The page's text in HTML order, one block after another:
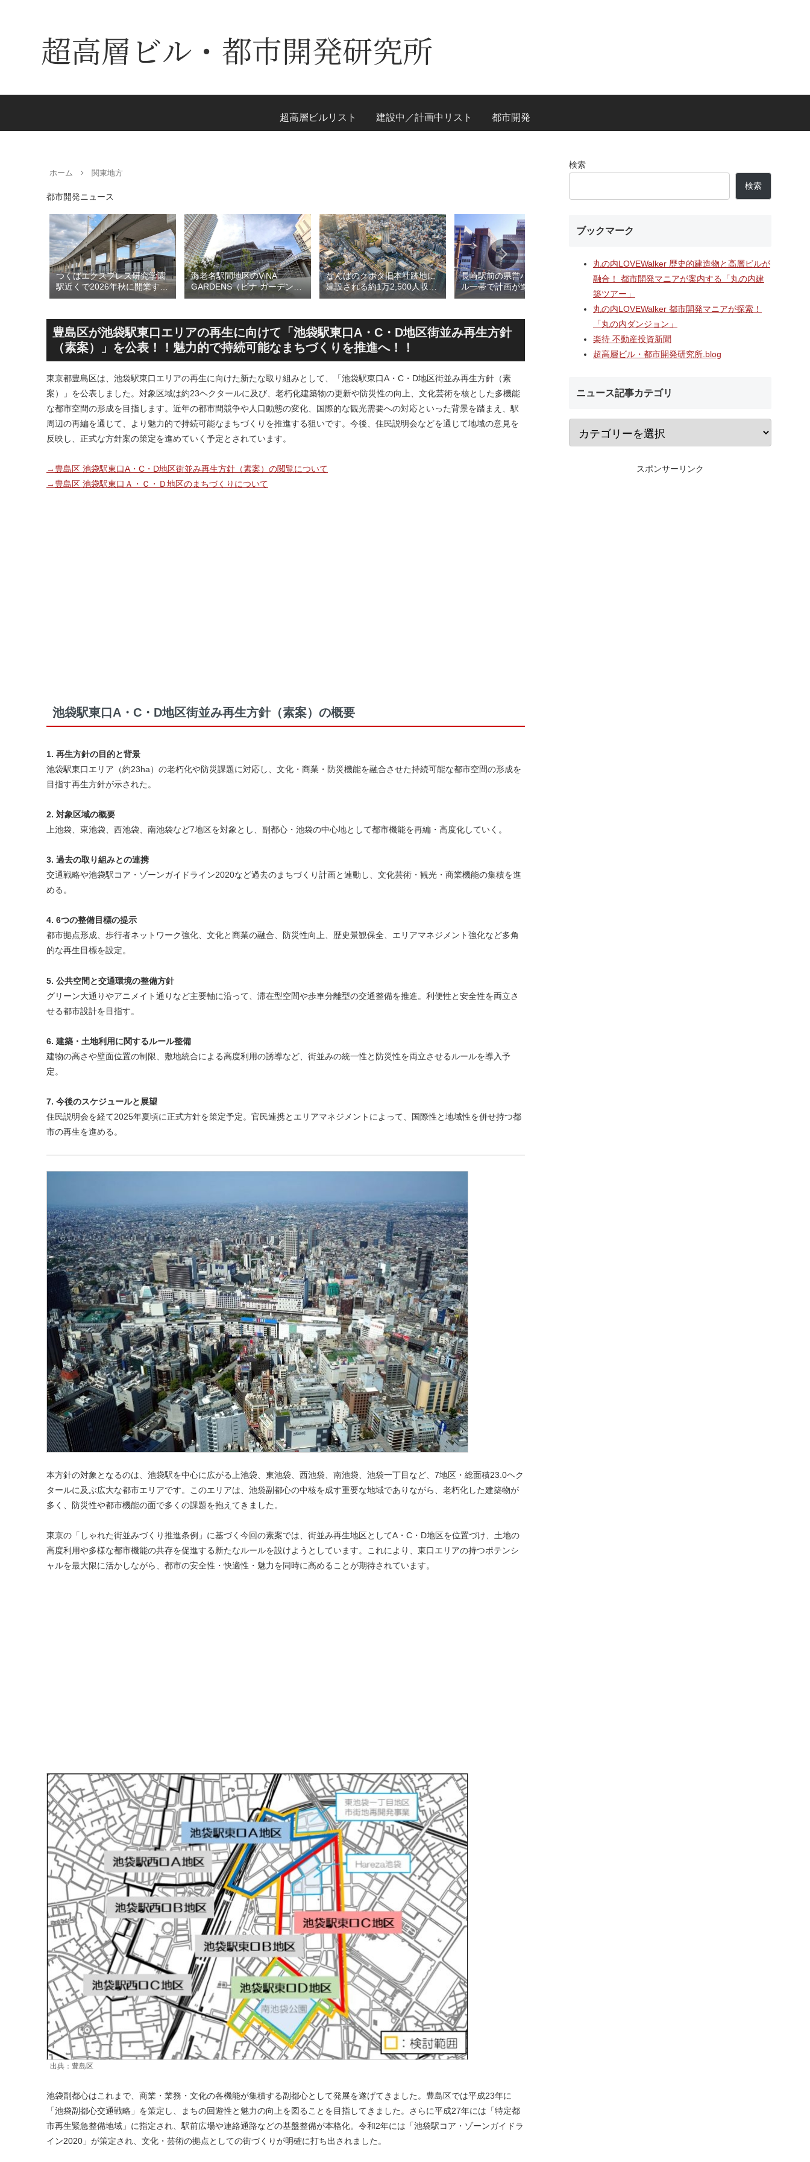
超高層ビル・都市開発研究所
超高層ビルリスト 建設中／計画中リスト 都市開発
ホーム 関東地方
都市開発ニュース
つくばエクスプレス研究学園
駅近くで2026年秋に開業する
高架下商業施設「寿横
跡地の開発計画や商業ビル建
設進行などにより駅前商業地
が形成へ！！
海老名駅間地区のViNA
GARDENS（ビナ ガーデン
ズ）で建設中の「（仮称）フ
テル温浴棟」2026年夏時点建
設状況！！天然温泉のほか子
育て・ペット関連の複合施設
の建設が進む！！
なんばのクボタ旧本社跡地に
建設される約1万2,500人収容
の多目的アリーナ「（仮称）
区名称は「Kubota field（クボ
タフィールド）」に決定！！
長崎駅前の県営バスターミナ
ル一帯で計画が進む「大黒町
地区第一種市街地再開発事
としたホテル・商業・オフィ
スを備える新たな交通・都市
拠点を形成へ！！
2階中央改札口やホームドア
線海老名駅改良工事」！！駅
機能強化で神奈川県央の交通
拠点が進化！！
村岡・深沢地区エリ
倉梶原」！！2026
豊島区が池袋駅東口エリアの再生に向けて「池袋駅東口A・C・D地区街並み再生方針
（素案）」を公表！！魅力的で持続可能なまちづくりを推進へ！！
東京都豊島区は、池袋駅東口エリアの再生に向けた新たな取り組みとして、「池袋駅東口A・C・D地区街並み再生方針（素
案）」を公表しました。対象区域は約23ヘクタールに及び、老朽化建築物の更新や防災性の向上、文化芸術を核とした多機能
な都市空間の形成を目指します。近年の都市間競争や人口動態の変化、国際的な観光需要への対応といった背景を踏まえ、駅
周辺の再編を通じて、より魅力的で持続可能なまちづくりを推進する狙いです。今後、住民説明会などを通じて地域の意見を
反映し、正式な方針案の策定を進めていく予定とされています。
→豊島区 池袋駅東口A・C・D地区街並み再生方針（素案）の閲覧について
→豊島区 池袋駅東口Ａ・Ｃ・Ｄ地区のまちづくりについて
池袋駅東口A・C・D地区街並み再生方針（素案）の概要
1. 再生方針の目的と背景
池袋駅東口エリア（約23ha）の老朽化や防災課題に対応し、文化・商業・防災機能を融合させた持続可能な都市空間の形成を
目指す再生方針が示された。
2. 対象区域の概要
上池袋、東池袋、西池袋、南池袋など7地区を対象とし、副都心・池袋の中心地として都市機能を再編・高度化していく。
3. 過去の取り組みとの連携
交通戦略や池袋駅コア・ゾーンガイドライン2020など過去のまちづくり計画と連動し、文化芸術・観光・商業機能の集積を進
める。
4. 6つの整備目標の提示
都市拠点形成、歩行者ネットワーク強化、文化と商業の融合、防災性向上、歴史景観保全、エリアマネジメント強化など多角
的な再生目標を設定。
5. 公共空間と交通環境の整備方針
グリーン大通りやアニメイト通りなど主要軸に沿って、滞在型空間や歩車分離型の交通整備を推進。利便性と安全性を両立さ
せる都市設計を目指す。
6. 建築・土地利用に関するルール整備
建物の高さや壁面位置の制限、敷地統合による高度利用の誘導など、街並みの統一性と防災性を両立させるルールを導入予
定。
7. 今後のスケジュールと展望
住民説明会を経て2025年夏頃に正式方針を策定予定。官民連携とエリアマネジメントによって、国際性と地域性を併せ持つ都
市の再生を進める。
本方針の対象となるのは、池袋駅を中心に広がる上池袋、東池袋、西池袋、南池袋、池袋一丁目など、7地区・総面積23.0ヘク
タールに及ぶ広大な都市エリアです。このエリアは、池袋副都心の中核を成す重要な地域でありながら、老朽化した建築物が
多く、防災性や都市機能の面で多くの課題を抱えてきました。
東京の「しゃれた街並みづくり推進条例」に基づく今回の素案では、街並み再生地区としてA・C・D地区を位置づけ、土地の
高度利用や多様な都市機能の共存を促進する新たなルールを設けようとしています。これにより、東口エリアの持つポテンシ
ャルを最大限に活かしながら、都市の安全性・快適性・魅力を同時に高めることが期待されています。
出典：豊島区
池袋副都心はこれまで、商業・業務・文化の各機能が集積する副都心として発展を遂げてきました。豊島区では平成23年に
「池袋副都心交通戦略」を策定し、まちの回遊性と魅力の向上を図ることを目指してきました。さらに平成27年には「特定都
市再生緊急整備地域」に指定され、駅前広場や連絡通路などの基盤整備が本格化。令和2年には「池袋駅コア・ゾーンガイドラ
イン2020」が策定され、文化・芸術の拠点としての街づくりが明確に打ち出されました。
検索
検索
ブックマーク
丸の内LOVEWalker 歴史的建造物と高層ビルが
融合！ 都市開発マニアが案内する「丸の内建
築ツアー」
丸の内LOVEWalker 都市開発マニアが探索！
「丸の内ダンジョン」
楽待 不動産投資新聞
超高層ビル・都市開発研究所.blog
ニュース記事カテゴリ
スポンサーリンク